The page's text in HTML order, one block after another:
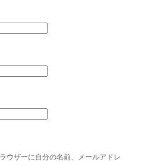
ウザーに自分の名前、メールアドレ